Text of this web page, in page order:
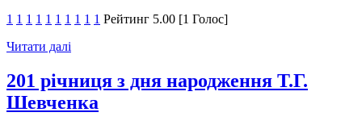
1 1 1 1 1 1 1 1 1 1 Рейтинг 5.00 [1 Голос]
Читати далі
201 річниця з дня народження Т.Г.
Шевченка